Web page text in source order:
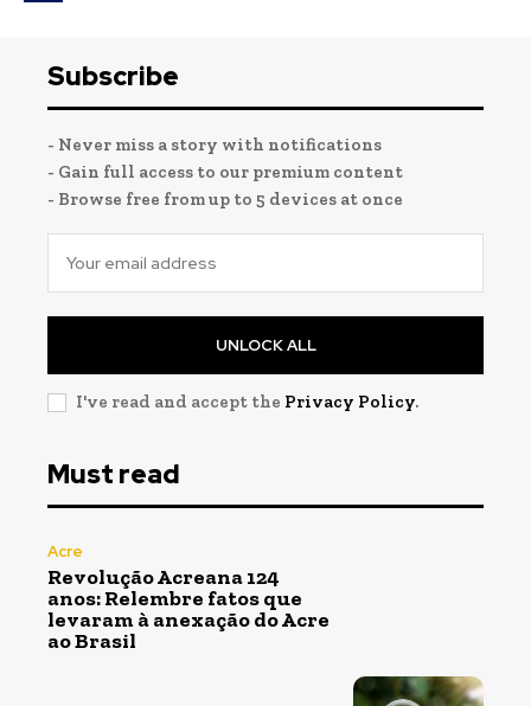
Subscribe
- Never miss a story with notifications
- Gain full access to our premium content
- Browse free from up to 5 devices at once
UNLOCK ALL
I've read and accept the Privacy Policy.
Must read
Acre
Revolução Acreana 124
anos: Relembre fatos que
levaram à anexação do Acre
ao Brasil